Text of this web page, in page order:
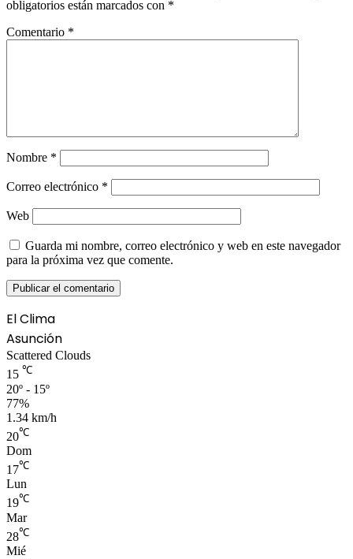
obligatorios están marcados con *
Comentario *
Nombre *
Correo electrónico *
Web
Guarda mi nombre, correo electrónico y web en este navegador
para la próxima vez que comente.
El Clima
Asunción
Scattered Clouds
15 ℃
20º - 15º
77%
1.34 km/h
20℃
Dom
17℃
Lun
19℃
Mar
28℃
Mié